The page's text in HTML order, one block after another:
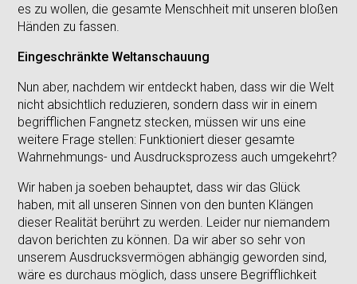
es zu wollen, die gesamte Menschheit mit unseren bloßen
Händen zu fassen.
Eingeschränkte Weltanschauung
Nun aber, nachdem wir entdeckt haben, dass wir die Welt
nicht absichtlich reduzieren, sondern dass wir in einem
begrifflichen Fangnetz stecken, müssen wir uns eine
weitere Frage stellen: Funktioniert dieser gesamte
Wahrnehmungs- und Ausdrucksprozess auch umgekehrt?
Wir haben ja soeben behauptet, dass wir das Glück
haben, mit all unseren Sinnen von den bunten Klängen
dieser Realität berührt zu werden. Leider nur niemandem
davon berichten zu können. Da wir aber so sehr von
unserem Ausdrucksvermögen abhängig geworden sind,
wäre es durchaus möglich, dass unsere Begrifflichkeit